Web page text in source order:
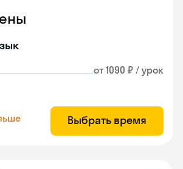
от 1090 ₽ / урок
Выбрать время